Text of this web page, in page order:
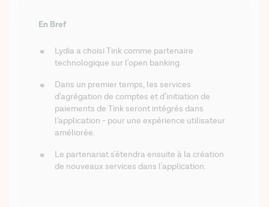
En Bref
Lydia a choisi Tink comme partenaire
technologique sur l'open banking.
Dans un premier temps, les services
d'agrégation de comptes et d'initiation de
paiements de Tink seront intégrés dans
l’application - pour une expérience utilisateur
améliorée.
Le partenariat s'étendra ensuite à la création
de nouveaux services dans l'application.